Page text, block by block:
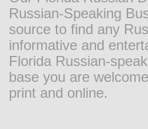
Russian-Speaking
source to find any
informative and
Florida Russian-
base you are
print and online.